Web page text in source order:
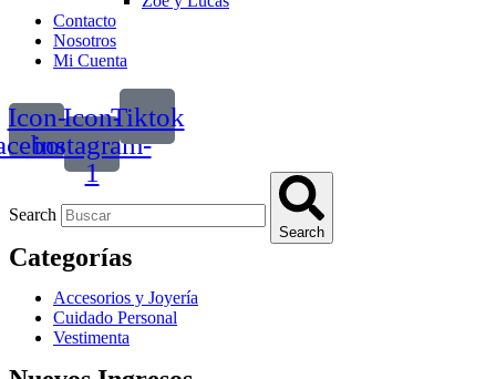
Contacto
Nosotros
Mi Cuenta
Icon-Icon-
instagram-
1
Tiktok
Search
Search
Categorías
Accesorios y Joyería
Cuidado Personal
Vestimenta